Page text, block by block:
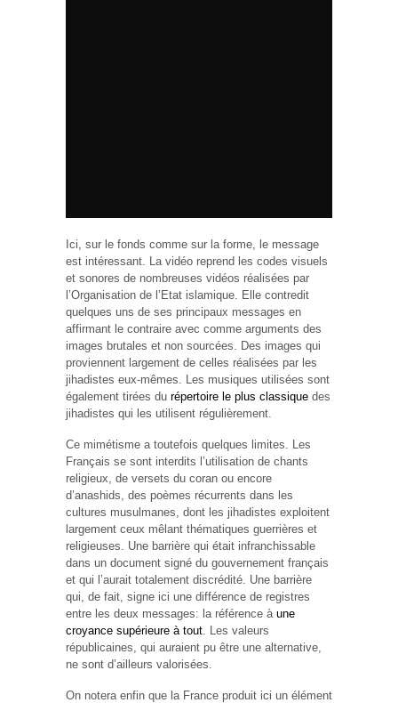
Ici, sur le fonds comme sur la forme, le message
est intéressant. La vidéo reprend les codes visuels
et sonores de nombreuses vidéos réalisées par
l’Organisation de l’Etat islamique. Elle contredit
quelques uns de ses principaux messages en
affirmant le contraire avec comme arguments des
images brutales et non sourcées. Des images qui
proviennent largement de celles réalisées par les
jihadistes eux-mêmes. Les musiques utilisées sont
également tirées du répertoire le plus classique des
jihadistes qui les utilisent régulièrement.
Ce mimétisme a toutefois quelques limites. Les
Français se sont interdits l’utilisation de chants
religieux, de versets du coran ou encore
d’anashids, des poèmes récurrents dans les
cultures musulmanes, dont les jihadistes exploitent
largement ceux mêlant thématiques guerrières et
religieuses. Une barrière qui était infranchissable
dans un document signé du gouvernement français
et qui l’aurait totalement discrédité. Une barrière
qui, de fait, signe ici une différence de registres
entre les deux messages: la référence à une
croyance supérieure à tout. Les valeurs
républicaines, qui auraient pu être une alternative,
ne sont d’ailleurs valorisées.
On notera enfin que la France produit ici un élément